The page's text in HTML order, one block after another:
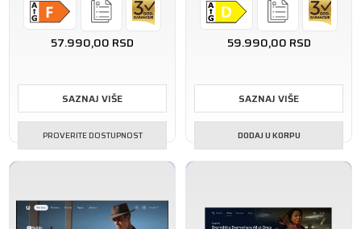
57.990,00 RSD
SAZNAJ VIŠE
PROVERITE DOSTUPNOST
59.990,00 RSD
SAZNAJ VIŠE
DODAJ U KORPU